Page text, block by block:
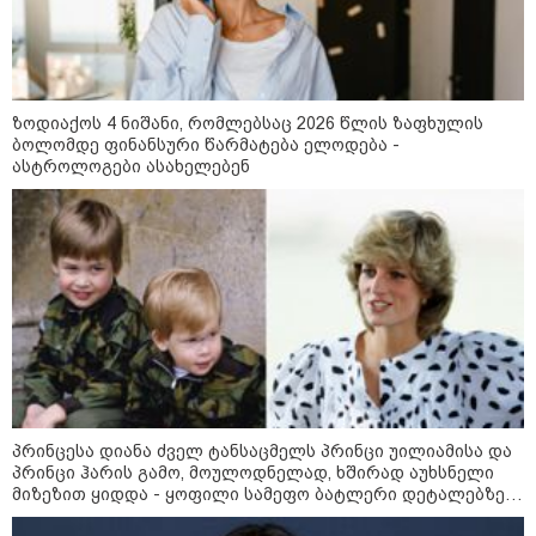
„ორ სკამზე ჯდომის“
შესაძლებლობა შეიძლება
დასრულდეს“ - მირიან
მირიანაშვილის ანალიზი
ჯარისკაცი, რომელიც 29 წელი
იბრძოდა, რადგან ომის
დამთავრების არ სჯეროდა...
მეცნიერება
ზოდიაქოს 4 ნიშანი, რომლებსაც 2026 წლის ზაფხულის
ბოლომდე ფინანსური წარმატება ელოდება -
ასტროლოგები ასახელებენ
პრინცესა დიანა ძველ ტანსაცმელს პრინცი უილიამისა და
პრინცი ჰარის გამო, მოულოდნელად, ხშირად აუხსნელი
მიზეზით ყიდდა - ყოფილი სამეფო ბატლერი დეტალებზე
საკუთარ წიგნში საუბრობს